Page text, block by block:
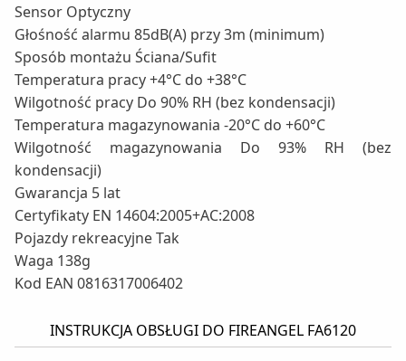
Sensor Optyczny
Głośność alarmu 85dB(A) przy 3m (minimum)
Sposób montażu Ściana/Sufit
Temperatura pracy +4°C do +38°C
Wilgotność pracy Do 90% RH (bez kondensacji)
Temperatura magazynowania -20°C do +60°C
Wilgotność magazynowania Do 93% RH (bez
kondensacji)
Gwarancja 5 lat
Certyfikaty EN 14604:2005+AC:2008
Pojazdy rekreacyjne Tak
Waga 138g
Kod EAN 0816317006402
INSTRUKCJA OBSŁUGI DO FIREANGEL FA6120